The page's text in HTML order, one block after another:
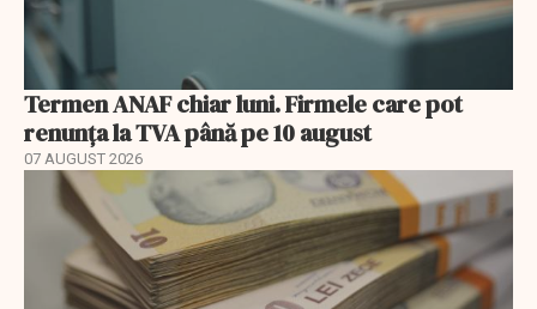
Termen ANAF chiar luni. Firmele care pot
renunța la TVA până pe 10 august
07 AUGUST 2026